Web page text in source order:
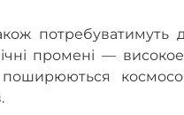
потребуватимуть
промені —